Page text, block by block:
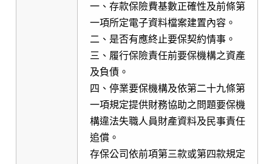
一、存款保險費基數正確性及前條第
一項所定電子資料檔案建置內容。
二、是否有應終止要保契約情事。
三、履行保險責任前要保機構之資產
及負債。
四、停業要保機構及依第二十九條第
一項規定提供財務協助之問題要保機
構違法失職人員財產資料及民事責任
追償。
存保公司依前項第三款或第四款規定